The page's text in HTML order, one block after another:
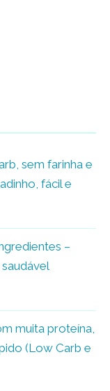
sem farinha e
fácil e
–
muita proteína,
(Low Carb e